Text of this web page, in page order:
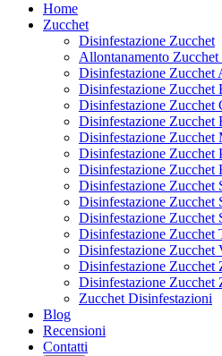
Home
Zucchet
Disinfestazione Zucchet
Allontanamento
Disinfestazione Zucchet
Disinfestazione Zucchet
Disinfestazione Zucchet
Disinfestazione Zucchet
Disinfestazione Zucchet
Disinfestazione Zucchet
Disinfestazione Zucchet
Disinfestazione Zucchet
Disinfestazione Zucchet
Disinfestazione Zucchet
Disinfestazione Zucchet
Disinfestazione Zucchet
Disinfestazione Zucchet
Disinfestazione Zucchet
Zucchet Disinfestazioni
Blog
Recensioni
Contatti